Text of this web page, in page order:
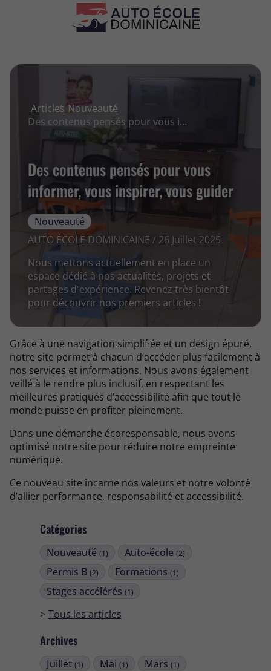
Catégories
Nouveauté (1) Auto-école(2)
Permis B (2) Formations(1)
Stages accélérés (1)
Tous les articles
Archives
Juillet (1) Mai(1) Mars(1)
Articles Nouveauté
Des contenus pensés pour vous informer, vous inspirer, vous guider
Des contenus pensés pour vous
informer, vous inspirer, vous guider
Nouveauté
AUTO ÉCOLE DOMINICAINE / 26 Juillet 2025
Nous mettons actuellement en place un
espace dédié à nos actualités, projets et
partages d'expérience. Revenez très bientôt
pour découvrir nos premiers articles !
Grâce à une navigation simplifiée et un design épuré,
notre site permet à chacun d’accéder plus facilement à
nos services et informations. Nous avons également
veillé à le rendre plus inclusif, en respectant les
meilleures pratiques d’accessibilité afin que tout le
monde puisse en profiter pleinement.
Dans une démarche écoresponsable, nous avons
optimisé notre site pour réduire notre empreinte
numérique.
Ce nouveau site incarne nos valeurs et notre volonté
d’allier performance, responsabilité et accessibilité.